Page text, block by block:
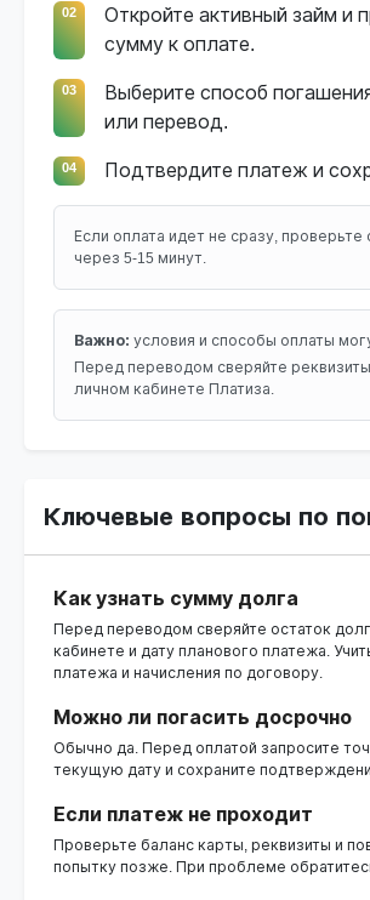
02
Откройте активный займ и
сумму к оплате.
03
Выберите способ
или перевод.
04 Подтвердите платеж и
Если оплата идет не сразу, проверьте
через 5-15 минут.
Важно: условия и способы оплаты
Перед переводом сверяйте
личном кабинете Платиза.
Ключевые вопросы по
Как узнать сумму долга
Перед переводом сверяйте остаток
кабинете и дату планового платежа.
платежа и начисления по договору.
Можно ли погасить досрочно
Обычно да. Перед оплатой запросите
текущую дату и сохраните
Если платеж не проходит
Проверьте баланс карты, реквизиты и
попытку позже. При проблеме